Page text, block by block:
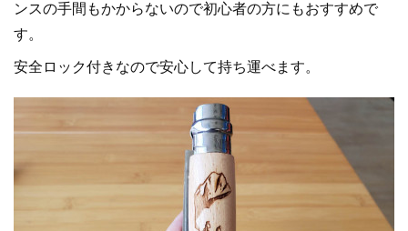
ンスの手間もかからないので初心者の方にもおすすめで
す。
安全ロック付きなので安心して持ち運べます。